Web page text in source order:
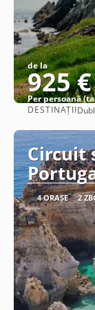
de la
925 €
Per persoană
DESTINAȚII
Circuit
4 ORAȘE 2